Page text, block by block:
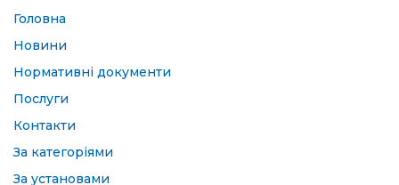
Головна
Новини
Нормативні документи
Послуги
Контакти
За категоріями
За установами